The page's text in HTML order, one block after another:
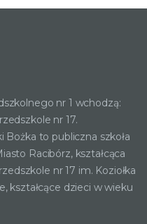
nr 1 wchodzą:
nr 17.
Bożka to publiczna szkoła
Racibórz, kształcąca
nr 17 im. Koziołka
kształcące dzieci w wieku